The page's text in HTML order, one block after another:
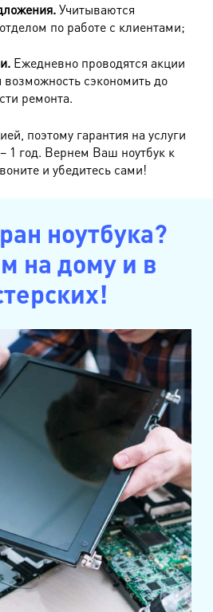
Учитываются
по работе с клиентами;
Ежедневно проводятся акции
возможность сэкономить до
ремонта.
поэтому гарантия на услуги
1 год. Вернем Ваш ноутбук к
и убедитесь сами!
ноутбука?
на дому и в